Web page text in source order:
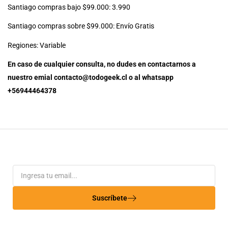
Santiago compras bajo $99.000: 3.990
Santiago compras sobre $99.000: Envío Gratis
Regiones: Variable
En caso de cualquier consulta, no dudes en contactarnos a
nuestro emial contacto@todogeek.cl o al whatsapp
+56944464378
Suscríbete